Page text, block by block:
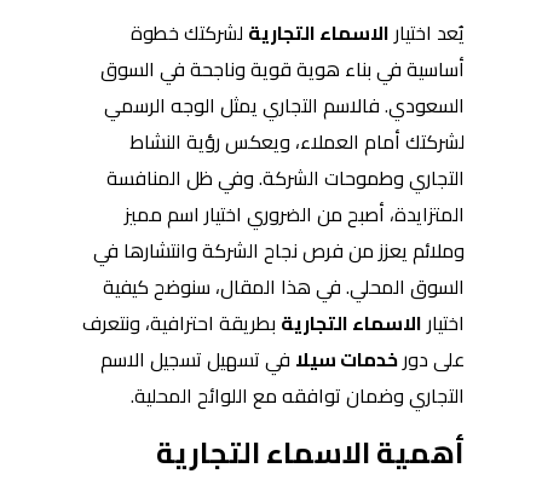
يُعد اختيارالاسماء التجارية لشركتك خطوة
أساسية في بناء هوية قوية وناجحة في السوق
السعودي. فالاسم التجاري يمثل الوجه الرسمي
لشركتك أمام العملاء، ويعكس رؤية النشاط
التجاري وطموحات الشركة. وفي ظل المنافسة
المتزايدة، أصبح من الضروري اختيار اسم مميز
وملائم يعزز من فرص نجاح الشركة وانتشارها في
السوق المحلي. في هذا المقال، سنوضح كيفية
اختيارالاسماء التجارية بطريقة احترافية، ونتعرف
على دورخدمات سيلا في تسهيل تسجيل الاسم
التجاري وضمان توافقه مع اللوائح المحلية.
أهمية الاسماء التجارية